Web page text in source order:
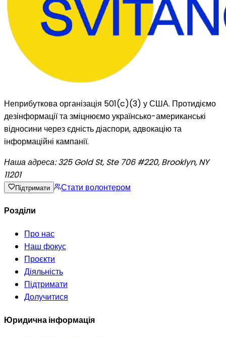
Неприбуткова організація 501(c)(3) у США. Протидіємо
дезінформації та зміцнюємо українсько-американські
відносини через єдність діаспори, адвокацію та
інформаційні кампанії.
Наша адреса: 325 Gold St, Ste 706 #220, Brooklyn, NY
11201
Підтримати Стати волонтером
Розділи
Про нас
Наш фокус
Проєкти
Діяльність
Підтримати
Долучитися
Юридична інформація